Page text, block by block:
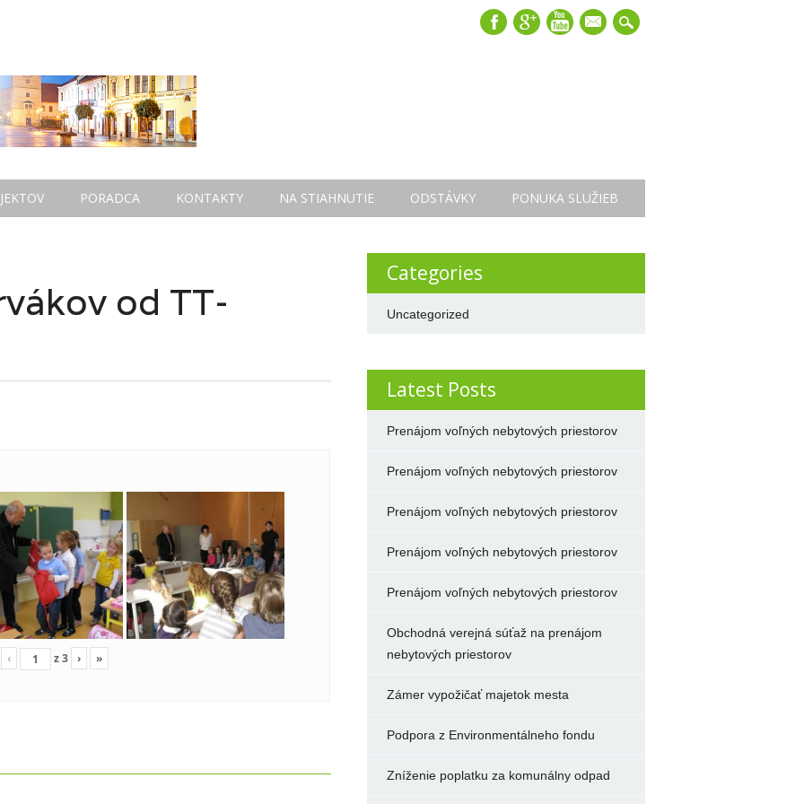
mail
PORADCA KONTAKTY NA STIAHNUTIE ODSTÁVKY PONUKA SLUŽIEB
od TT-
‹ z3 › »
Categories
Uncategorized
Latest Posts
Prenájom voľných nebytových priestorov
Prenájom voľných nebytových priestorov
Prenájom voľných nebytových priestorov
Prenájom voľných nebytových priestorov
Prenájom voľných nebytových priestorov
Obchodná verejná súťaž na prenájom
nebytových priestorov
Zámer vypožičať majetok mesta
Podpora z Environmentálneho fondu
Zníženie poplatku za komunálny odpad